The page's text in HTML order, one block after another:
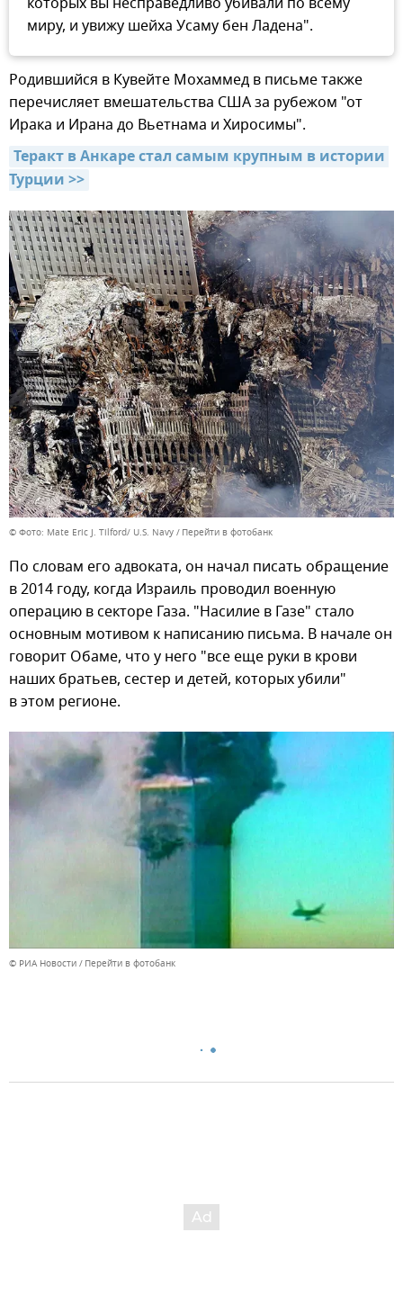
миру, и увижу шейха Усаму бен Ладена".
Родившийся в Кувейте Мохаммед в письме также
перечисляет вмешательства США за рубежом "от
Ирака и Ирана до Вьетнама и Хиросимы".
Теракт в Анкаре стал самым крупным в истории
Турции >>
© Фото: Mate Eric J. Tilford/ U.S. Navy Перейти в фотобанк
По словам его адвоката, он начал писать обращение
в 2014 году, когда Израиль проводил военную
операцию в секторе Газа. "Насилие в Газе" стало
основным мотивом к написанию письма. В начале он
говорит Обаме, что у него "все еще руки в крови
наших братьев, сестер и детей, которых убили"
в этом регионе.
© РИА Новости Перейти в фотобанк